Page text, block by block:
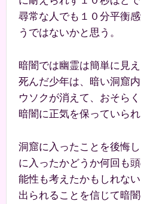
尋常な人でも１０分平衡
うではないかと思う。
暗闇では幽霊は簡単に見え
死んだ少年は、暗い洞窟
ウソクが消えて、おそら
暗闇に正気を保っていられ
洞窟に入ったことを後悔
に入ったかどうか何回も
能性も考えたかもしれない
出られることを信じて暗